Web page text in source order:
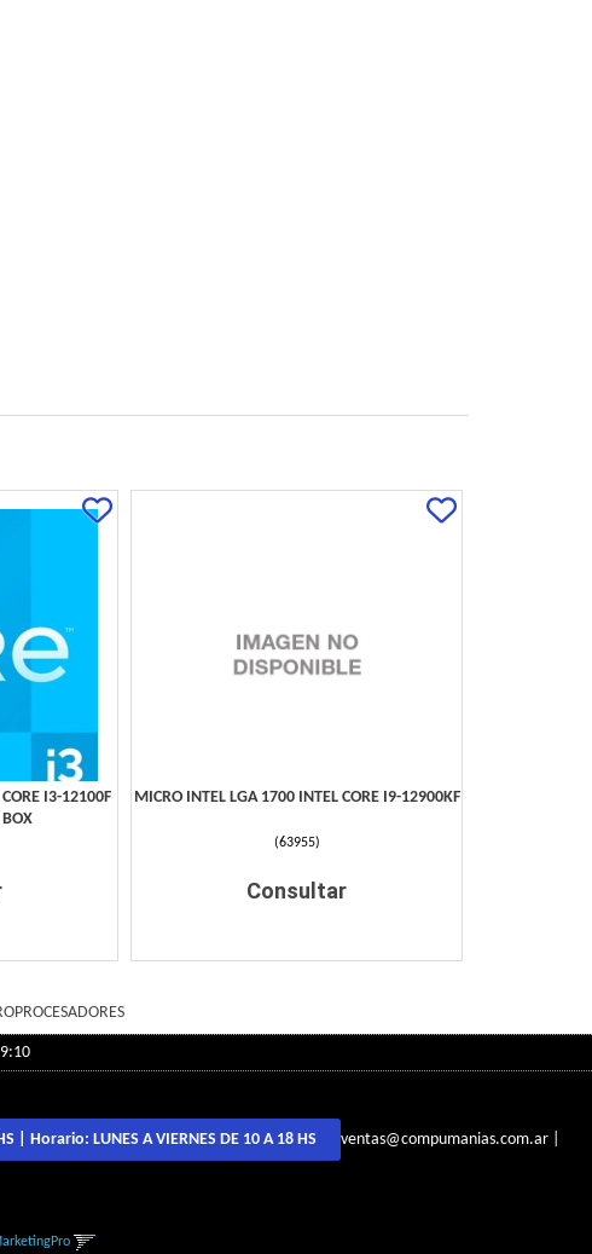
I3-12100F
MICRO INTEL LGA 1700 INTEL CORE I9-12900KF
(63955)
Consultar
| Horario: LUNES A VIERNES DE 10 A 18 HS ventas@compumanias.com.ar|